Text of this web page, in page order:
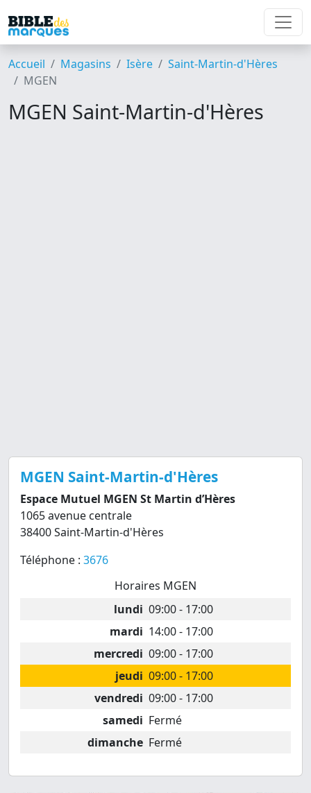
Accueil Magasins Isère
Saint-Martin-d'Hères
MGEN
MGEN Saint-Martin-d'Hères
MGEN Saint-Martin-d'Hères
Espace Mutuel MGEN St Martin d’Hères
1065 avenue centrale
38400 Saint-Martin-d'Hères
Téléphone : 3676
Horaires MGEN
lundi 09:00 - 17:00
mardi 14:00 - 17:00
mercredi 09:00 - 17:00
jeudi 09:00 - 17:00
vendredi 09:00 - 17:00
samedi Fermé
dimanche Fermé